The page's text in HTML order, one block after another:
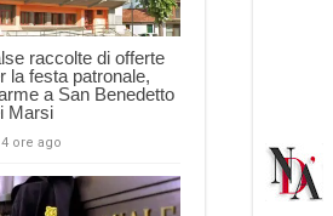
raccolte di offerte
la festa patronale,
a San Benedetto
Marsi
4 ore ago